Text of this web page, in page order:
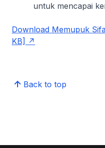
untuk mencapai
Download Memupuk
KB]
Back to top